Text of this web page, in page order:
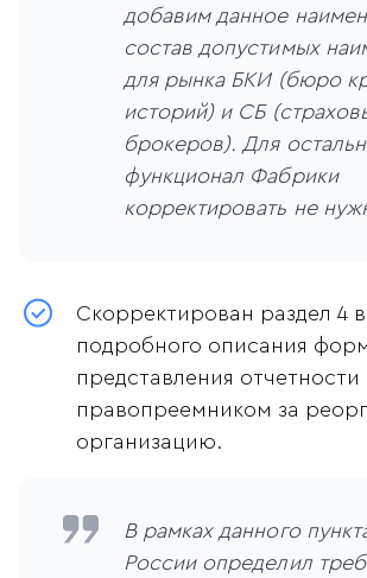
добавим данное
состав допустимых
для рынка БКИ (бюро
историй) и СБ
брокеров). Для
функционал Фабрики
корректировать не
Скорректирован раздел 4
подробного описания
представления отчетности
правопреемником за
организацию.
В рамках данного
России определил